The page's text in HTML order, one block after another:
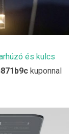
és kulcs
kuponnal